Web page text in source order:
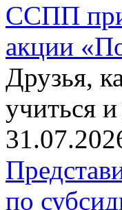
ССПП
акции
Друзья,
учиться и
по